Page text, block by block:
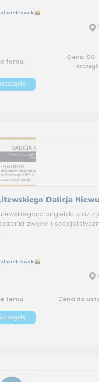
temu Cena:
litewskiego Dalicja
angielski oraz z
zwykłe i
temu Cena do